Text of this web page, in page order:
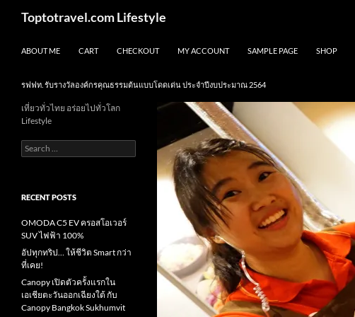
Toptotravel.com Lifestyle
ABOUT ME CART CHECKOUT MY ACCOUNT SAMPLE PAGE SHOP
รฟฟท. รับรางวัลองค์กรคุณธรรมต้นแบบโดดเด่น ประจำปีงบประมาณ 2564
เที่ยวทั่วไทย อร่อยไปทั่วโลก
Lifestyle
Search
for:
RECENT POSTS
OMODA C5 EV ครอสโอเวอร์
SUV ไฟฟ้า 100%
อัปทุกทริป… ให้ชีวิต Smart กว่า
ที่เคย!
Canopy เปิดตัวครั้งแรกใน
เอเชียตะวันออกเฉียงใต้ กับ
Canopy Bangkok Sukhumvit